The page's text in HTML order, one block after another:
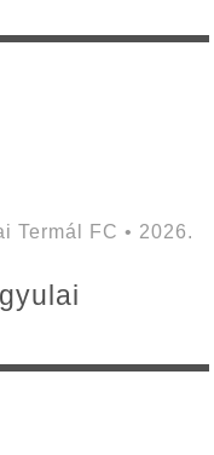
Termál FC • 2026.